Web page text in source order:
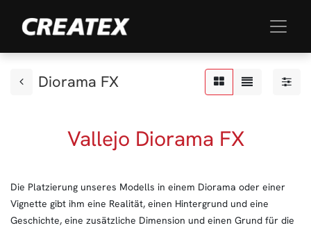
Diorama FX
Vallejo Diorama FX
Die Platzierung unseres Modells in einem Diorama oder einer
Vignette gibt ihm eine Realität, einen Hintergrund und eine
Geschichte, eine zusätzliche Dimension und einen Grund für die